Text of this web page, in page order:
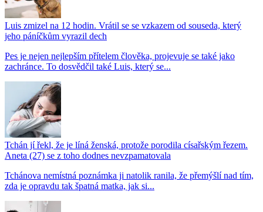
Luis zmizel na 12 hodin. Vrátil se se vzkazem od souseda, který
jeho páníčkům vyrazil dech
Pes je nejen nejlepším přítelem člověka, projevuje se také jako
zachránce. To dosvědčil také Luis, který se...
Tchán jí řekl, že je líná ženská, protože porodila císařským řezem.
Aneta (27) se z toho dodnes nevzpamatovala
Tchánova nemístná poznámka ji natolik ranila, že přemýšlí nad tím,
zda je opravdu tak špatná matka, jak si...